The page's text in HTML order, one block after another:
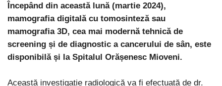
Începând din această lună (martie 2024),
mamografia digitală cu tomosinteză sau
mamografia 3D, cea mai modernă tehnică de
screening și de diagnostic a cancerului de sân, este
disponibilă și la Spitalul Orășenesc Mioveni.
Această investigație radiologică va fi efectuată de dr.